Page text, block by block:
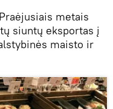
Praėjusiais metais
siuntų eksportas į
maisto ir